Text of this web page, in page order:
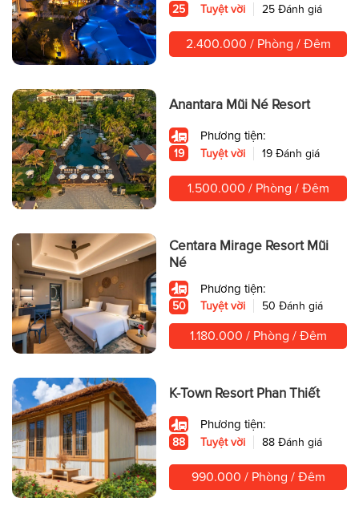
25 Tuyệt vời 25 Đánh giá
2.400.000 / Phòng / Đêm
Anantara Mũi Né Resort
Phương tiện:
19 Tuyệt vời 19 Đánh giá
1.500.000 / Phòng / Đêm
Centara Mirage Resort Mũi
Né
Phương tiện:
50 Tuyệt vời 50 Đánh giá
1.180.000 / Phòng / Đêm
K-Town Resort Phan Thiết
Phương tiện:
88 Tuyệt vời 88 Đánh giá
990.000 / Phòng / Đêm